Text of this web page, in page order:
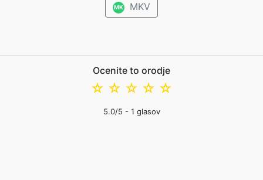
MK MKV
Ocenite to orodje
☆
☆
☆
☆
☆
5.0/5 - 1 glasov